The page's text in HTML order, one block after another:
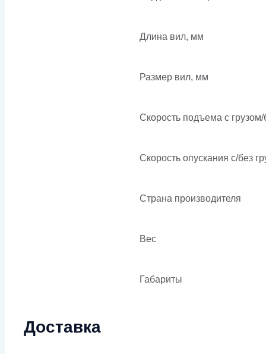
Длина вил, мм
Размер вил, мм
Скорость подъема с грузом/
Скорость опускания c/без
Страна производителя
Вес
Габариты
Доставка